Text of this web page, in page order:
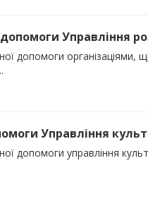
Управління
допомоги організаціями,
Управління
допомоги управління